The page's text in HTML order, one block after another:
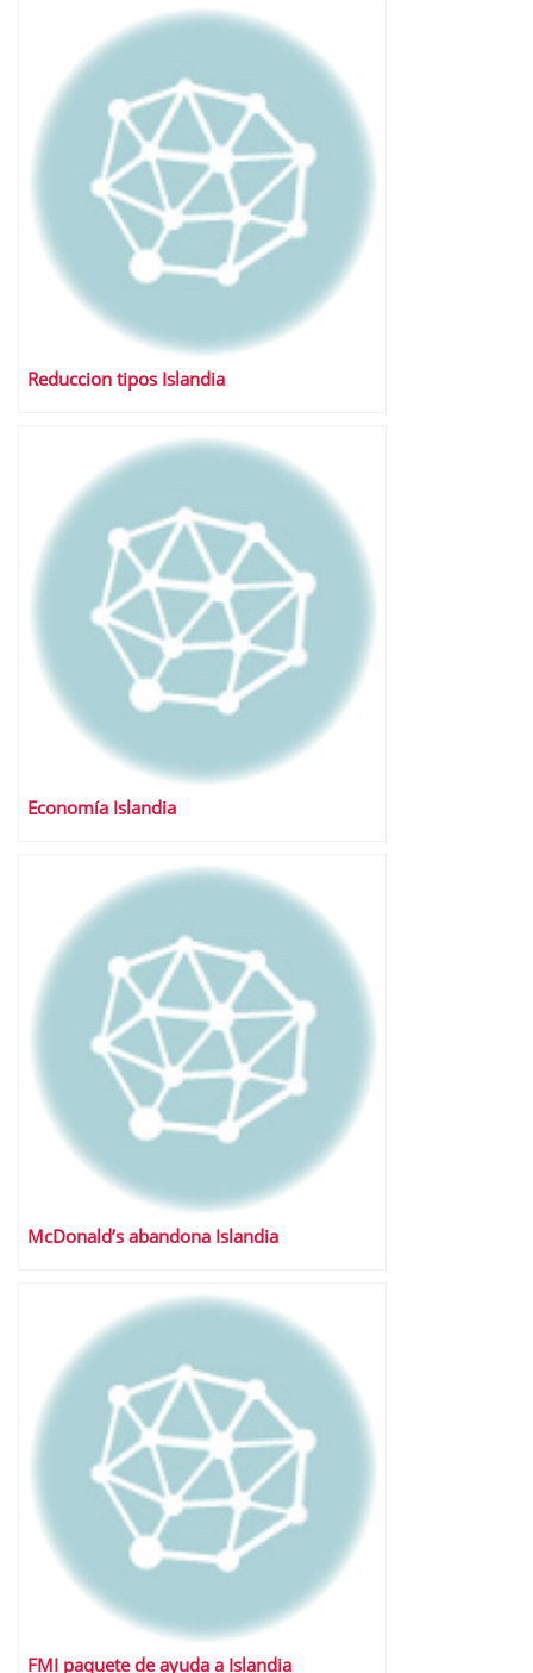
Reduccion tipos Islandia
Economía Islandia
McDonald’s abandona Islandia
FMI paquete de ayuda a Islandia